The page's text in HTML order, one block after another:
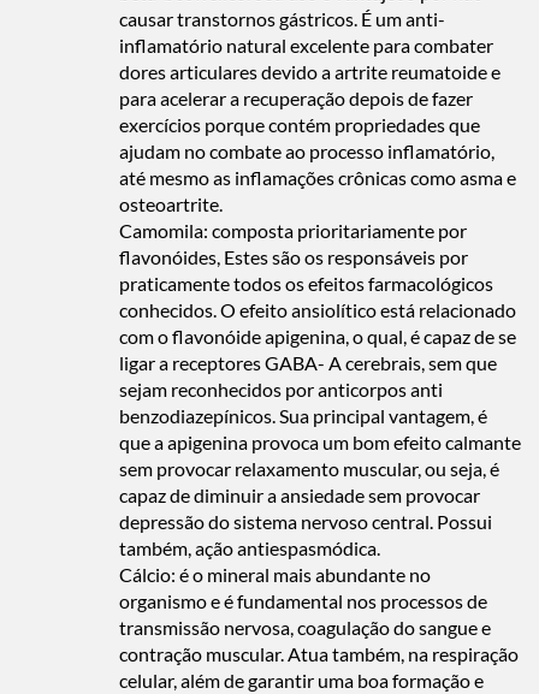
causar transtornos gástricos. É um anti-
inflamatório natural excelente para combater
dores articulares devido a artrite reumatoide e
para acelerar a recuperação depois de fazer
exercícios porque contém propriedades que
ajudam no combate ao processo inflamatório,
até mesmo as inflamações crônicas como asma e
osteoartrite.
Camomila: composta prioritariamente por
flavonóides, Estes são os responsáveis por
praticamente todos os efeitos farmacológicos
conhecidos. O efeito ansiolítico está relacionado
com o flavonóide apigenina, o qual, é capaz de se
ligar a receptores GABA- A cerebrais, sem que
sejam reconhecidos por anticorpos anti
benzodiazepínicos. Sua principal vantagem, é
que a apigenina provoca um bom efeito calmante
sem provocar relaxamento muscular, ou seja, é
capaz de diminuir a ansiedade sem provocar
depressão do sistema nervoso central. Possui
também, ação antiespasmódica.
Cálcio: é o mineral mais abundante no
organismo e é fundamental nos processos de
transmissão nervosa, coagulação do sangue e
contração muscular. Atua também, na respiração
celular, além de garantir uma boa formação e